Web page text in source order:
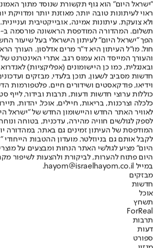
"ישראל היום" הוא גוף תקשורת שנוסד מתוך
ראוי לעיתונות טובה יותר, מאוזנת יותר ומדויקת
ולא צועקת. עיתונות אמינה, אובייקטיבית
הפך "ישראל היום" לעיתון הישראלי בעל שיעור
חול. מו"ל העיתון היא ד"ר מרים אדלסון. העורך
והעורך המייסד הוא עמוס רגב. אתרי האינטרנט
חדשות מסביב לשעון, תוכן בלעדי, מבזקים
וידיאו, פודקאסטים ושידורים חיים. פלטפורמות
כוללות ערוצי חדשות ודעות, תרבות ובידור, לייף
לאוויר האתר החדש והיישומון החדש של "ישראל
לספק לגולשים חוויה מהירה, עדכנית, בטוחה
המודפסת של העיתון זמינים גם באתר, במהדורה
לקבל אותם גם בניוזלטר. מועדון ההטבות
היום" מציע לגולשי האתר הנחות ומבצעים על
היום פתוח להערות, לביקורת ולהצעות לשיפור
במייל hayom@israelhayom.co.il.
מבזקים
חדשות
אוכל
תשחץ
ForReal
תרבות
דעות
ספורט